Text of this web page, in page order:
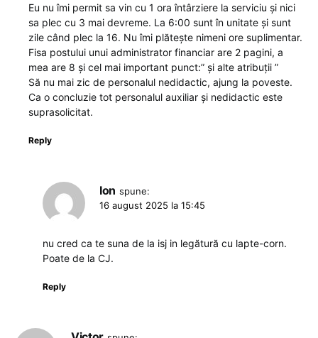
Eu nu îmi permit sa vin cu 1 ora întârziere la serviciu și nici
sa plec cu 3 mai devreme. La 6:00 sunt în unitate și sunt
zile când plec la 16. Nu îmi plătește nimeni ore suplimentar.
Fisa postului unui administrator financiar are 2 pagini, a
mea are 8 și cel mai important punct:” și alte atribuții ”
Să nu mai zic de personalul nedidactic, ajung la poveste.
Ca o concluzie tot personalul auxiliar și nedidactic este
suprasolicitat.
Reply
Ion spune:
16 august 2025 la 15:45
nu cred ca te suna de la isj in legătură cu lapte-corn.
Poate de la CJ.
Reply